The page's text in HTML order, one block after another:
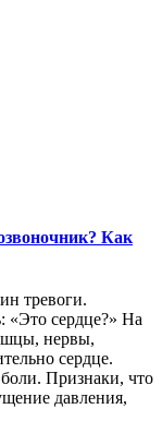
Как
тревоги.
«Это сердце?» На
нервы,
сердце.
Признаки, что
давления,